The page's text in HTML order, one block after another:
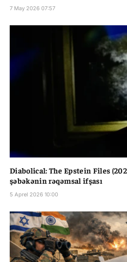
7 May 2026 07:57
Diabolical: The Epstein Files
şəbəkənin rəqəmsal ifşası
5 Aprel 2026 10:00